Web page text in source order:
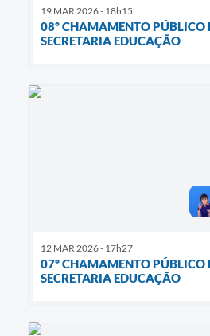
19 MAR 2026 - 18h15
08º CHAMAMENTO PÚBLICO
SECRETARIA EDUCAÇÃO
12 MAR 2026 - 17h27
07º CHAMAMENTO PÚBLICO
SECRETARIA EDUCAÇÃO